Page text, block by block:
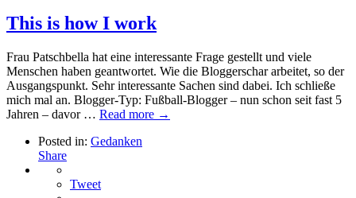
This is how I work
Frau Patschbella hat eine interessante Frage gestellt und viele
Menschen haben geantwortet. Wie die Bloggerschar arbeitet, so der
Ausgangspunkt. Sehr interessante Sachen sind dabei. Ich schließe
mich mal an. Blogger-Typ: Fußball-Blogger – nun schon seit fast 5
Jahren – davor … Read more →
Posted in: Gedanken
Share
Tweet